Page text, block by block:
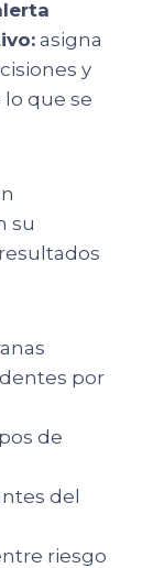
asigna
y
que se
su
por
de
del
riesgo